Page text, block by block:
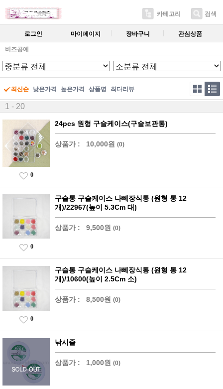
카테고리 검색
로그인 마이페이지 장바구니 관심상품
비즈공예
최신순 낮은가격 높은가격 상품명 최다리뷰
1 - 20
24pcs 원형 구슬케이스(구슬보관통)
상품가 : 10,000원 (0)
0
구슬통 구슬케이스 나뻬장식통 (원형 통 12
개)/22967(높이 5.3Cm 대)
상품가 : 9,500원 (0)
0
구슬통 구슬케이스 나뻬장식통 (원형 통 12
개)/10600(높이 2.5Cm 소)
상품가 : 8,500원 (0)
0
낚시줄
상품가 : 1,000원 (0)